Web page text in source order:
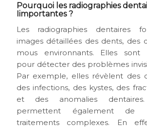
Pourquoi les radiographies
Iimportantes ?
Les radiographies dentaires
images détaillées des dents, des
mous environnants. Elles sont
pour détecter des problèmes
Par exemple, elles révèlent des
des infections, des kystes, des
et des anomalies
permettent également de
traitements complexes. En